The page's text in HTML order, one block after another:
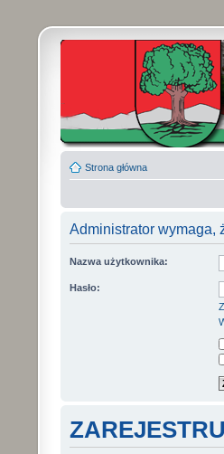
Strona główna
Administrator wymaga,
Nazwa użytkownika:
Hasło: